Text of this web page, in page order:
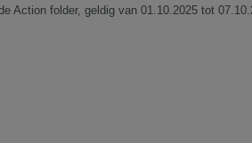
Action folder, geldig van 01.10.2025 tot